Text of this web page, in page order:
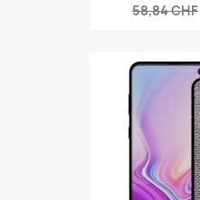
58,84 CHF